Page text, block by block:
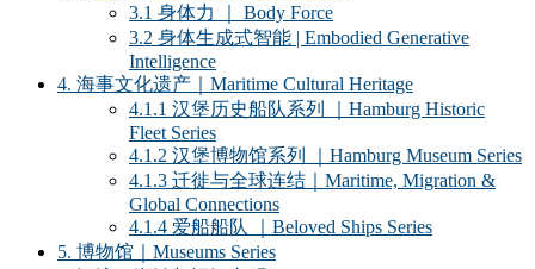
3.1 身体力 ｜ Body Force
3.2 身体生成式智能 | Embodied Generative
Intelligence
4. 海事文化遗产｜Maritime Cultural Heritage
4.1.1 汉堡历史船队系列 ｜Hamburg Historic
Fleet Series
4.1.2 汉堡博物馆系列 ｜Hamburg Museum Series
4.1.3 迁徙与全球连结｜Maritime, Migration &
Global Connections
4.1.4 爱船船队 ｜Beloved Ships Series
5. 博物馆｜Museums Series